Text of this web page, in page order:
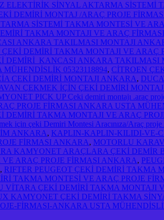
ELEKTİRİK SİNYAL AKTARMA SİSTEMİ
DEMİRİ MONTAJ /ARAÇ PROJE
SİSTEMİ TAKMA MONTESİ VE
TAKMA MONTAJI VE ARAÇ
ANKARA TAKILMASI MONTAJI
DEMİRİ TAKMA MONTAJI VE ARAÇ
DEMİRİ KANCASI ANKARA
05323118894, CİTROEN
ÇEKİ DEMİRİ MONTAJI ANKARA,
ÇEKMEK İÇİN ÇEKİ DEMİRİ
PICK UP Çeki demiri montajı .araç
PROJE FİRMASI ANKARA USTA
DEMİRİ TAKMA MONTAJI VE ARAÇ
için çeki Demiri Montesi Aracınıza/Araç
ANKARA, KAPLIN-KAPLIN-KILIDI-VE-
FİRMASI ANKARA, MOTORLU
KAMYONET ARAÇLARA ÇEKİ DEMİR
ARAÇ PROJE FİRMASI ANKARA,
, RIFTER PEUGEOT ÇEKİ DEMİRİ TAKMA
TAKMA MONTESİ VE ARAÇ PROJE
VİTARA ÇEKİ DEMİRİ TAKMA MONTAJI
KAMYONET ÇEKİ DEMİRİ TAKMA
FİRMASI-ANKARA USTA